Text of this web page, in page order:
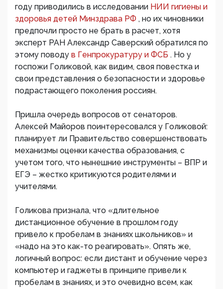
году приводились в исследовании НИИ гигиены и
здоровья детей Минздрава РФ , но их чиновники
предпочли просто не брать в расчет, хотя
эксперт РАН Александр Саверский обратился по
этому поводу в Генпрокуратуру и ФСБ . Но у
госпожи Голиковой, как видим, своя повестка и
свои представления о безопасности и здоровье
подрастающего поколения россиян.
Пришла очередь вопросов от сенаторов.
Алексей Майоров поинтересовался у Голиковой:
планирует ли Правительство совершенствовать
механизмы оценки качества образования, с
учетом того, что нынешние инструменты – ВПР и
ЕГЭ – жестко критикуются родителями и
учителями.
Голикова признала, что «длительное
дистанционное обучение в прошлом году
привело к пробелам в знаниях школьников» и
«надо на это как-то реагировать». Опять же,
логичный вопрос: если дистант и обучение через
компьютер и гаджеты в принципе привели к
пробелам в знаниях, и это очевидно всем, как